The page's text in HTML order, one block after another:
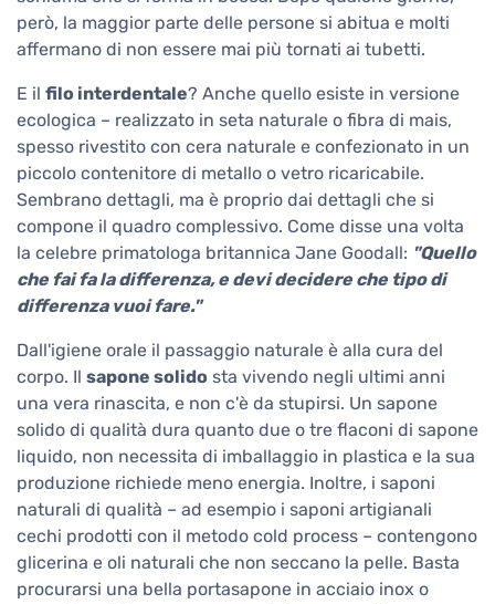
però, la maggior parte delle persone si abitua e molti
affermano di non essere mai più tornati ai tubetti.
E il filo interdentale? Anche quello esiste in versione
ecologica – realizzato in seta naturale o fibra di mais,
spesso rivestito con cera naturale e confezionato in un
piccolo contenitore di metallo o vetro ricaricabile.
Sembrano dettagli, ma è proprio dai dettagli che si
compone il quadro complessivo. Come disse una volta
la celebre primatologa britannica Jane Goodall: "Quello
che fai fa la differenza, e devi decidere che tipo di
differenza vuoi fare."
Dall'igiene orale il passaggio naturale è alla cura del
corpo. Il sapone solido sta vivendo negli ultimi anni
una vera rinascita, e non c'è da stupirsi. Un sapone
solido di qualità dura quanto due o tre flaconi di sapone
liquido, non necessita di imballaggio in plastica e la sua
produzione richiede meno energia. Inoltre, i saponi
naturali di qualità – ad esempio i saponi artigianali
cechi prodotti con il metodo cold process – contengono
glicerina e oli naturali che non seccano la pelle. Basta
procurarsi una bella portasapone in acciaio inox o